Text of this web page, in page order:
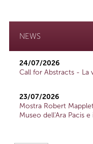
NEWS
24/07/2026
Call for Abstracts - La
23/07/2026
Mostra Robert
Museo dell'Ara Pacis